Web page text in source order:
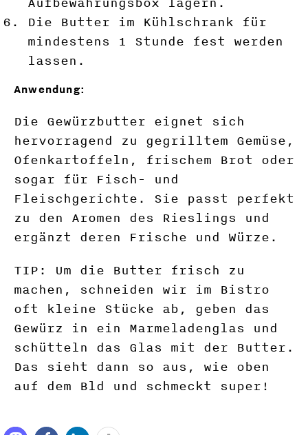
Die Butter im Kühlschrank für
mindestens 1 Stunde fest werden
lassen.
Anwendung:
Die Gewürzbutter eignet sich
hervorragend zu gegrilltem Gemüse,
Ofenkartoffeln, frischem Brot oder
sogar für Fisch- und
Fleischgerichte. Sie passt perfekt
zu den Aromen des Rieslings und
ergänzt deren Frische und Würze.
TIP: Um die Butter frisch zu
machen, schneiden wir im Bistro
oft kleine Stücke ab, geben das
Gewürz in ein Marmeladenglas und
schütteln das Glas mit der Butter.
Das sieht dann so aus, wie oben
auf dem Bld und schmeckt super!